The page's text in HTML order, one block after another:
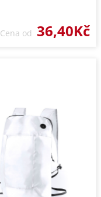
Cena od 36,40Kč